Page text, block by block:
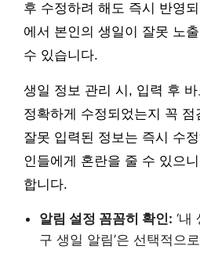
후 수정하려 해도 즉시 반영
에서 본인의 생일이 잘못 노
수 있습니다.
생일 정보 관리 시, 입력 후
정확하게 수정되었는지 꼭
잘못 입력된 정보는 즉시 수
인들에게 혼란을 줄 수 있으
합니다.
알림 설정 꼼꼼히 확인: ‘내
구 생일 알림’은 선택적으